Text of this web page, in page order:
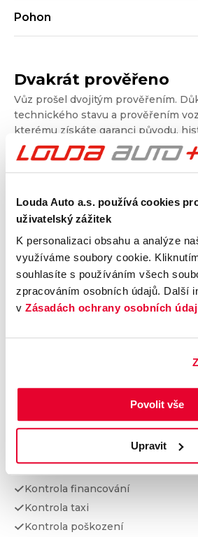
Louda Auto a.s. používá cookies
uživatelský zážitek
K personalizaci obsahu a analýze
využíváme soubory cookie.
souhlasíte s používáním všech
zpracováním osobních údajů. Další
v Zásadách ochrany osobních
Povolit vše
Upravit
Pohon
Dvakrát prověřeno
Vůz prošel dvojitým prověřením.
technického stavu a prověřením
kterému získáte garanci původu,
nájezd kilometrů a získáte i další
prověření pro jistotu při nákupu.
Kontrola technického
Převodovka a spojka
Nápravy a podvozek
Výfuková soustava
Brzdy
Karoserie
Prověření vozu od Cebia
Kontrola najetých km
Kontrola financování
Kontrola taxi
Kontrola poškození